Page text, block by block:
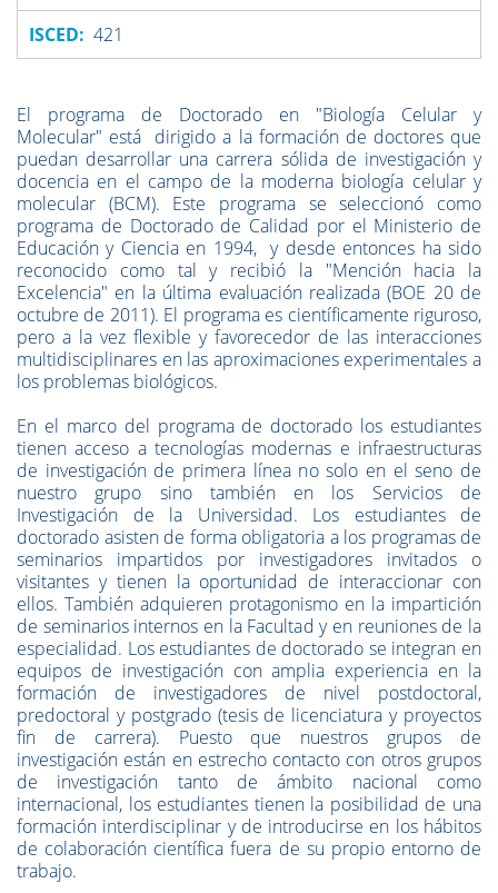
ISCED: 421
El programa de Doctorado en "Biología Celular y
Molecular" está dirigido a la formación de doctores que
puedan desarrollar una carrera sólida de investigación y
docencia en el campo de la moderna biología celular y
molecular (BCM). Este programa se seleccionó como
programa de Doctorado de Calidad por el Ministerio de
Educación y Ciencia en 1994, y desde entonces ha sido
reconocido como tal y recibió la "Mención hacia la
Excelencia" en la última evaluación realizada (BOE 20 de
octubre de 2011). El programa es científicamente riguroso,
pero a la vez flexible y favorecedor de las interacciones
multidisciplinares en las aproximaciones experimentales a
los problemas biológicos.
En el marco del programa de doctorado los estudiantes
tienen acceso a tecnologías modernas e infraestructuras
de investigación de primera línea no solo en el seno de
nuestro grupo sino también en los Servicios de
Investigación de la Universidad. Los estudiantes de
doctorado asisten de forma obligatoria a los programas de
seminarios impartidos por investigadores invitados o
visitantes y tienen la oportunidad de interaccionar con
ellos. También adquieren protagonismo en la impartición
de seminarios internos en la Facultad y en reuniones de la
especialidad. Los estudiantes de doctorado se integran en
equipos de investigación con amplia experiencia en la
formación de investigadores de nivel postdoctoral,
predoctoral y postgrado (tesis de licenciatura y proyectos
fin de carrera). Puesto que nuestros grupos de
investigación están en estrecho contacto con otros grupos
de investigación tanto de ámbito nacional como
internacional, los estudiantes tienen la posibilidad de una
formación interdisciplinar y de introducirse en los hábitos
de colaboración científica fuera de su propio entorno de
trabajo.